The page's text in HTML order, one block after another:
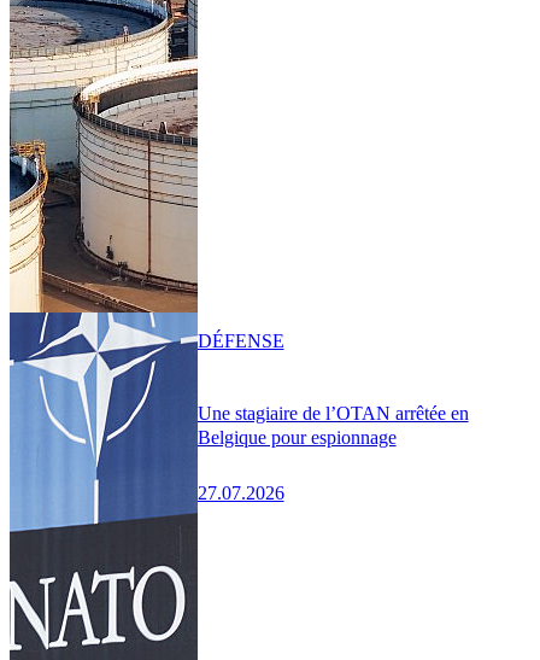
Une stagiaire de l’OTAN arrêtée en
Belgique pour espionnage
27.07.2026
DÉFENSE